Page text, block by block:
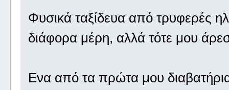
Φυσικά ταξίδευα από τρυφερές
διάφορα μέρη, αλλά τότε μου
Ενα από τα πρώτα μου